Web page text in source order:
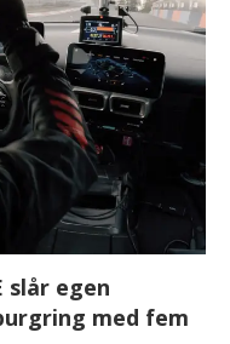
slår egen
med fem